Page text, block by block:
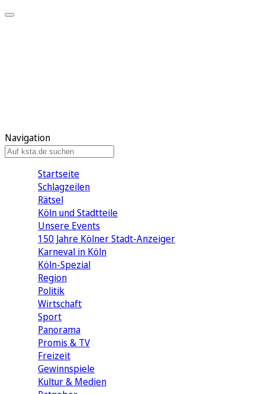
Navigation
Startseite
Schlagzeilen
Rätsel
Köln und Stadtteile
Unsere Events
150 Jahre Kölner Stadt-Anzeiger
Karneval in Köln
Köln-Spezial
Region
Politik
Wirtschaft
Sport
Panorama
Promis & TV
Freizeit
Gewinnspiele
Kultur & Medien